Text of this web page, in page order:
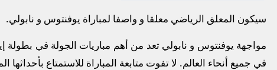
سيكون المعلق الرياضي معلقا و واصفا لمباراة يوفنتوس و نابولي.
مواجهة يوفنتوس و نابولي تعد من أهم مباريات الجولة في بطولة
في جميع أنحاء العالم. لا تفوت متابعة المباراة للاستمتاع